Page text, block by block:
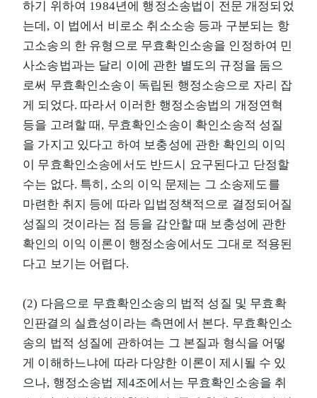
하기 위하여 1984년에 행정소송법이 전문 개정되었
는데, 이 법에서 비로소 취소소송 등과 구분되는 항
고소송의 한 유형으로 무효확인소송을 인정하여 민
사소송법과는 달리 이에 관한 별도의 규정을 둠으
로써 무효확인소송이 독립된 행정소송으로 자리 잡
게 되었다. 따라서 이러한 행정소송법의 개정연혁
등을 고려할 때, 무효확인소송이 확인소송적 성질
을 가지고 있다고 하여 보충성에 관한 확인의 이익
이 무효확인소송에서도 반드시 요구된다고 단정할
수는 없다. 특히, 소의 이익 문제는 그 소송제도를
마련한 취지 등에 따라 입법정책적으로 결정되어질
성질의 것이라는 점 등을 감안할 때 보충성에 관한
확인의 이익 이론이 행정소송에서도 그대로 적용된
다고 보기는 어렵다.
(2) 다음으로 무효확인소송의 법적 성질 및 무효확
인판결의 실효성이라는 측면에서 본다. 무효확인소
송의 법적 성질에 관하여는 그 본질과 형식을 어떻
게 이해하느냐에 따라 다양한 이론이 제시될 수 있
으나, 행정소송법 제4조에서는 무효확인소송을 취